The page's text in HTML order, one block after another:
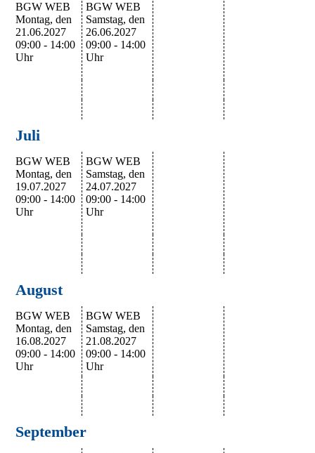
BGW WEB
Montag, den
21.06.2027
09:00 - 14:00
Uhr
BGW WEB
Samstag, den
26.06.2027
09:00 - 14:00
Uhr
Juli
BGW WEB
Montag, den
19.07.2027
09:00 - 14:00
Uhr
BGW WEB
Samstag, den
24.07.2027
09:00 - 14:00
Uhr
August
BGW WEB
Montag, den
16.08.2027
09:00 - 14:00
Uhr
BGW WEB
Samstag, den
21.08.2027
09:00 - 14:00
Uhr
September